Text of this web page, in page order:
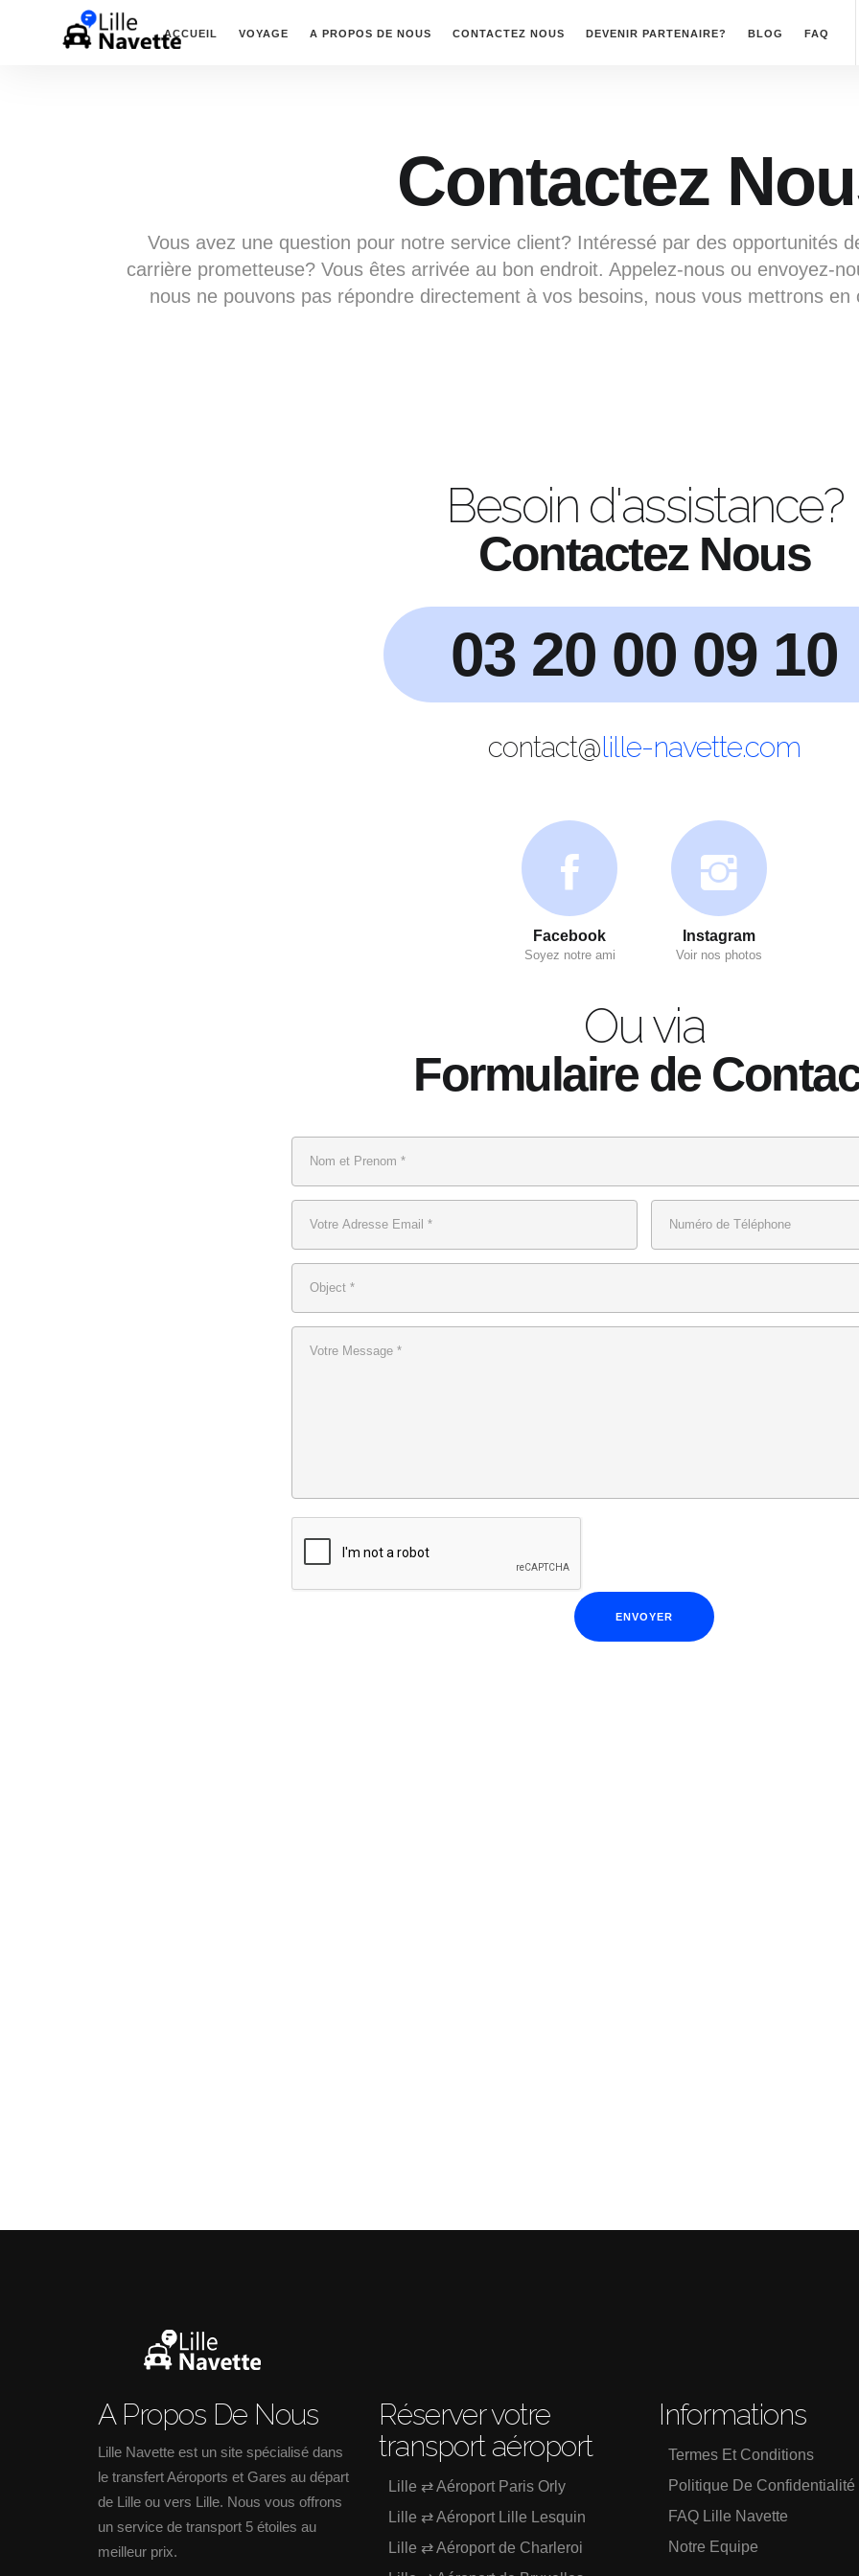
ACCUEIL VOYAGE A PROPOS DE NOUS CONTACTEZ NOUS DEVENIR PARTENAIRE? BLOG FAQ
Contactez
Vous avez une question pour notre service client? Intéressé par des opportunités
carrière prometteuse? Vous êtes arrivée au bon endroit. Appelez-nous ou envoyez-
nous ne pouvons pas répondre directement à vos besoins, nous vous mettrons en
Besoin d'assistance?
Contactez Nous
03 20 00 09 10
contact@lille-navette.com
Facebook
Soyez notre ami
Instagram
Voir nos photos
Ou via
Formulaire de
A Propos De Nous
Lille Navette est un site spécialisé dans
le transfert Aéroports et Gares au départ
de Lille ou vers Lille. Nous vous offrons
un service de transport 5 étoiles au
meilleur prix.
Réserver votre
transport aéroport
Lille ⇄ Aéroport Paris Orly
Lille ⇄ Aéroport Lille Lesquin
Lille ⇄ Aéroport de Charleroi
Informations
Termes Et Conditions
Politique De Confidentialité
FAQ Lille Navette
Notre Equipe